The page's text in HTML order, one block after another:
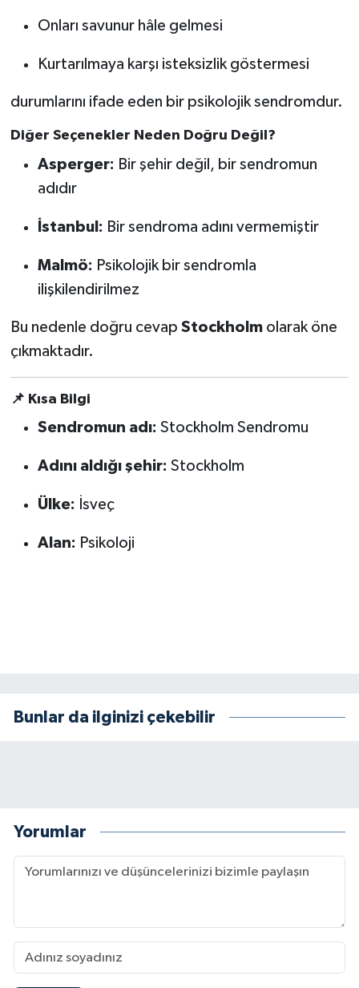
Onları savunur hâle gelmesi
Kurtarılmaya karşı isteksizlik göstermesi
durumlarını ifade eden bir psikolojik sendromdur.
Diğer Seçenekler Neden Doğru Değil?
Asperger: Bir şehir değil, bir sendromun
adıdır
İstanbul: Bir sendroma adını vermemiştir
Malmö: Psikolojik bir sendromla
ilişkilendirilmez
Bu nedenle doğru cevap Stockholmolarak öne
çıkmaktadır.
📌 Kısa Bilgi
Sendromun adı: Stockholm Sendromu
Adını aldığı şehir: Stockholm
Ülke: İsveç
Alan: Psikoloji
Bunlar da ilginizi çekebilir
Yorumlar
Politika
BİLİM TEKNOLOJİ
ASAYİŞ
ÇEVRE